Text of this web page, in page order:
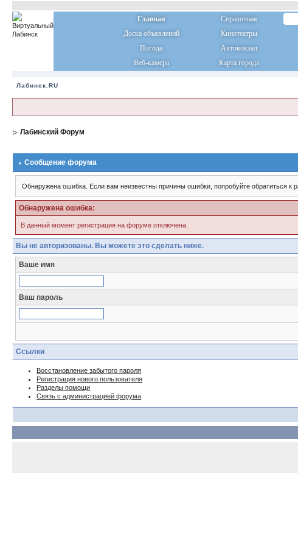
Главная Справочная
Доска объявлений
Кинотеатры
Погода
Автовокзал
Веб-камера
Карта города
Лабинск.RU
Лабинский Форум
Сообщение форума
Обнаружена ошибка. Если вам неизвестны причины ошибки, попробуйте обратиться к
Обнаружена ошибка:
В данный момент регистрация на форуме отключена.
Вы не авторизованы. Вы можете это сделать ниже.
Ваше имя
Ваш пароль
Ссылки
Восстановление забытого пароля
Регистрация нового пользователя
Разделы помощи
Связь с администрацией форума